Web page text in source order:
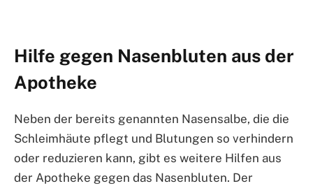
Hilfe gegen Nasenbluten aus der
Apotheke
Neben der bereits genannten Nasensalbe, die die
Schleimhäute pflegt und Blutungen so verhindern
oder reduzieren kann, gibt es weitere Hilfen aus
der Apotheke gegen das Nasenbluten. Der